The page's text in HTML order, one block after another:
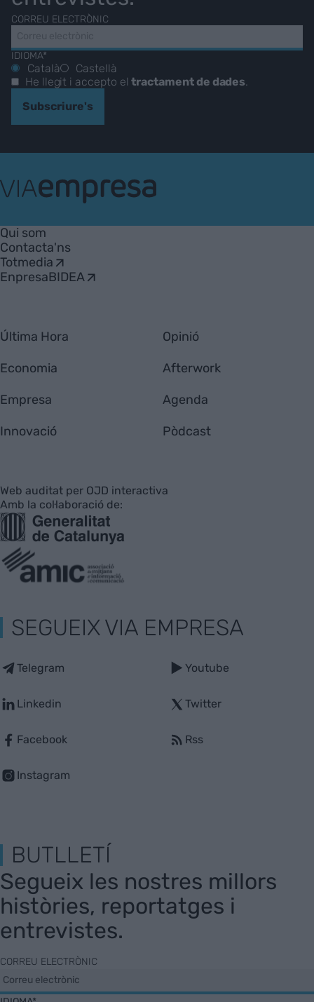
CORREU ELECTRÒNIC
IDIOMA*
Català
Castellà
He llegit i accepto eltractament de dades.
Subscriure's
Empresa
Qui som
Contacta'ns
Totmedia
EnpresaBIDEA
Última Hora
Economia
Empresa
Innovació
Opinió
Afterwork
Agenda
Pòdcast
Web auditat per OJD interactiva
Amb la col·laboració de:
SEGUEIX VIA EMPRESA
Telegram
Linkedin
Facebook
Instagram
Youtube
Twitter
Rss
BUTLLETÍ
Segueix les nostres millors
històries, reportatges i
entrevistes.
CORREU ELECTRÒNIC